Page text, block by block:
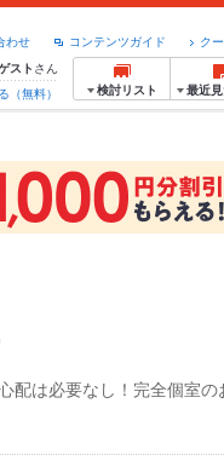
ク
コンテンツガイド
わせ
スト さん
（無料）
検討リスト 最近
は必要なし！完全個室の